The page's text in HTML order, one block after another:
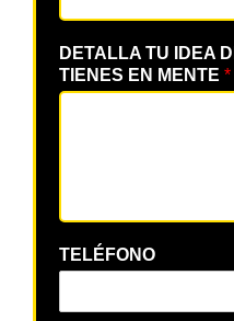
DETALLA TU IDEA
TIENES EN MENTE *
TELÉFONO